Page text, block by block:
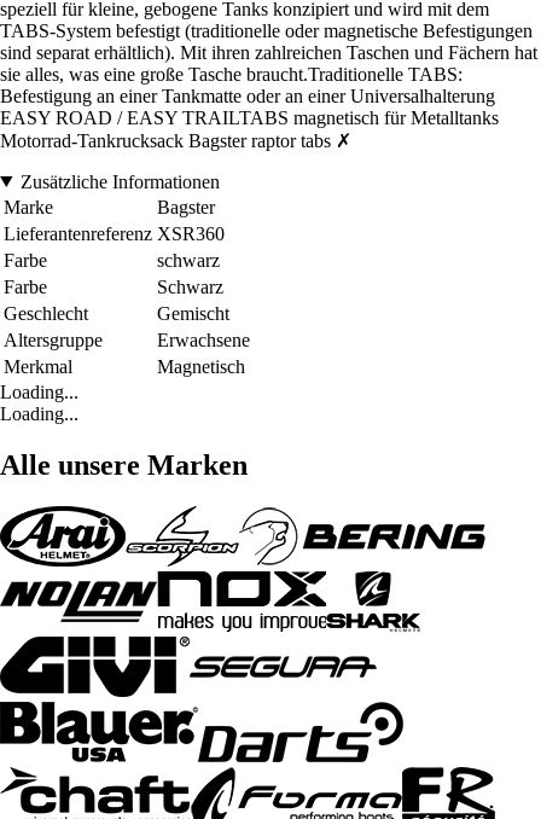
speziell für kleine, gebogene Tanks konzipiert und wird mit dem
TABS-System befestigt (traditionelle oder magnetische Befestigungen
sind separat erhältlich). Mit ihren zahlreichen Taschen und Fächern hat
sie alles, was eine große Tasche braucht.Traditionelle TABS:
Befestigung an einer Tankmatte oder an einer Universalhalterung
EASY ROAD / EASY TRAILTABS magnetisch für Metalltanks
Motorrad-Tankrucksack Bagster raptor tabs ✗
Zusätzliche Informationen
Marke
Bagster
Lieferantenreferenz XSR360
Farbe
schwarz
Farbe
Schwarz
Geschlecht
Gemischt
Altersgruppe
Erwachsene
Merkmal
Magnetisch
Loading...
Loading...
Alle unsere Marken